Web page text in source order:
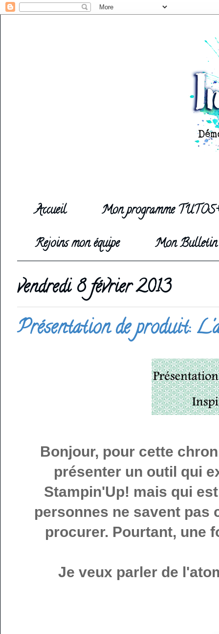
Accueil
Mon programme
Rejoins mon équipe
Mon
vendredi 8 février 2013
Présentation de produit:
Bonjour, pour cette
présenter un outil qui
Stampin'Up! mais qui
personnes ne savent pas
procurer. Pourtant, une
Je veux parler de